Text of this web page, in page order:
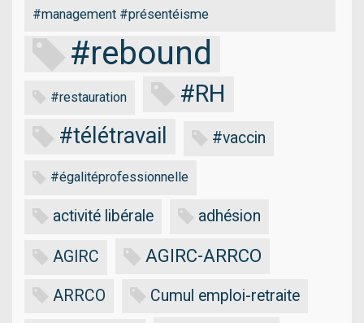
#management #présentéisme
#rebound
#restauration #RH
#télétravail #vaccin
#égalitéprofessionnelle
activité libérale adhésion
AGIRC AGIRC-ARRCO
ARRCO Cumul emploi-retraite